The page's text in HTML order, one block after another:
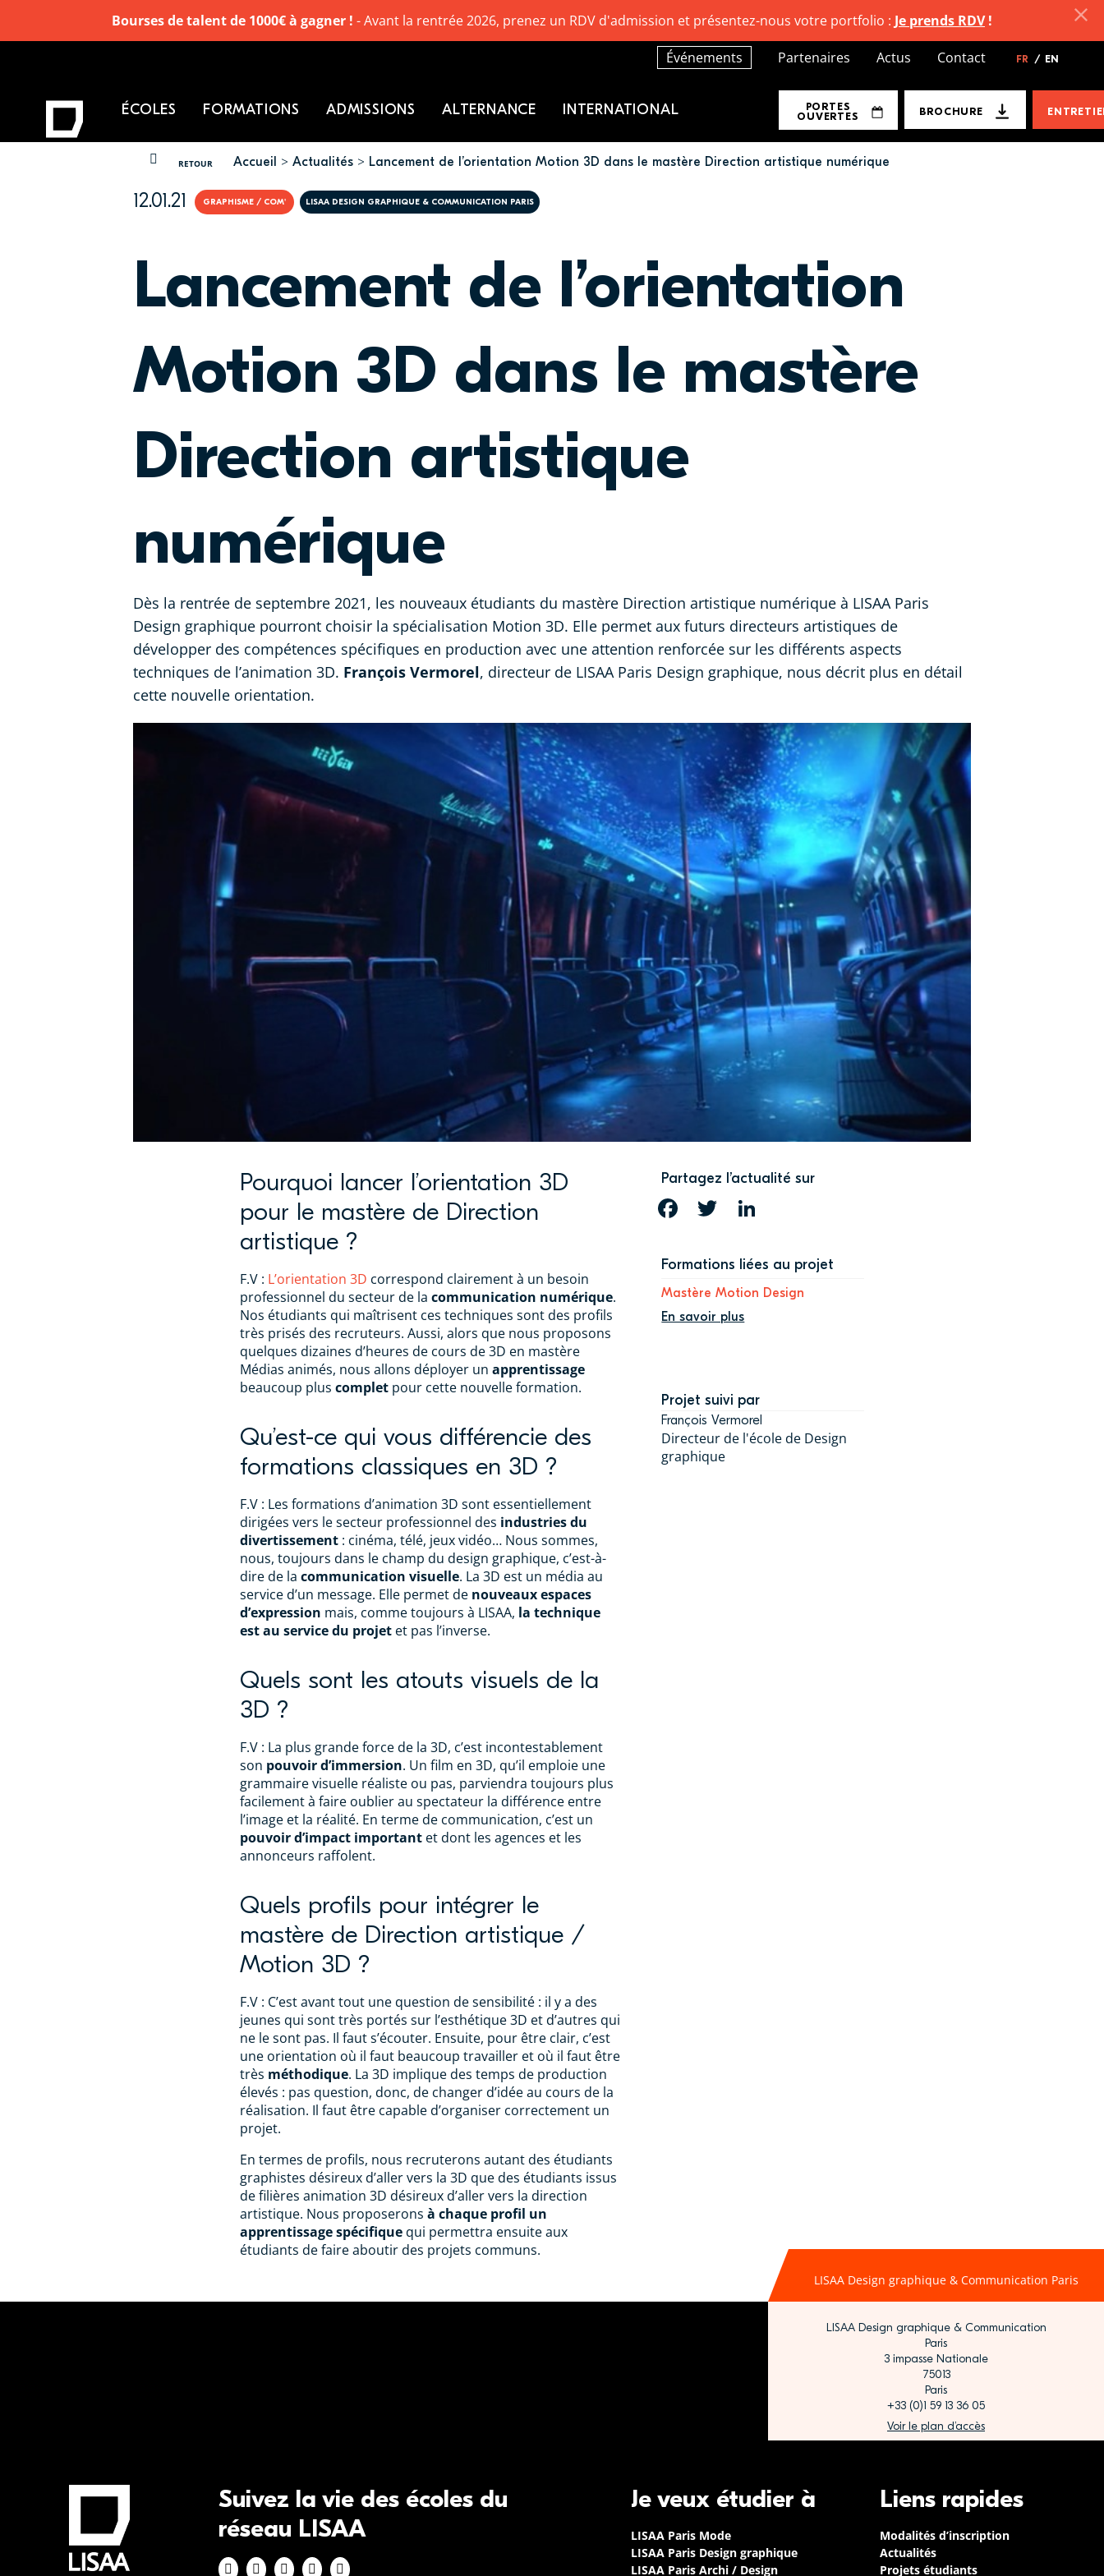
RETOUR
VOUS ÊTES ICI Accueil Actualités Lancement de l’orientation Motion 3D dans le mastère Direction artistique numérique
12.01.21 GRAPHISME / COM' LISAA DESIGN GRAPHIQUE & COMMUNICATION PARIS
Lancement de l’orientation
Motion 3D dans le mastère
Direction artistique
numérique
Dès la rentrée de septembre 2021, les nouveaux étudiants du mastère Direction artistique numérique à LISAA Paris
Design graphique pourront choisir la spécialisation Motion 3D. Elle permet aux futurs directeurs artistiques de
développer des compétences spécifiques en production avec une attention renforcée sur les différents aspects
techniques de l’animation 3D. François Vermorel, directeur de LISAA Paris Design graphique, nous décrit plus en détail
cette nouvelle orientation.
Pourquoi lancer l’orientation 3D
pour le mastère de Direction
artistique ?
F.V : L’orientation 3D correspond clairement à un besoin
professionnel du secteur de la communication numérique.
Nos étudiants qui maîtrisent ces techniques sont des profils
très prisés des recruteurs. Aussi, alors que nous proposons
quelques dizaines d’heures de cours de 3D en mastère
Médias animés, nous allons déployer un apprentissage
beaucoup plus complet pour cette nouvelle formation.
Qu’est-ce qui vous différencie des
formations classiques en 3D ?
F.V : Les formations d’animation 3D sont essentiellement
dirigées vers le secteur professionnel des industries du
divertissement : cinéma, télé, jeux vidéo… Nous sommes,
nous, toujours dans le champ du design graphique, c’est-à-
dire de la communication visuelle. La 3D est un média au
service d’un message. Elle permet de nouveaux espaces
d’expression mais, comme toujours à LISAA, la technique
est au service du projet et pas l’inverse.
Quels sont les atouts visuels de la
3D ?
F.V : La plus grande force de la 3D, c’est incontestablement
son pouvoird’immersion. Un film en 3D, qu’il emploie une
grammaire visuelle réaliste ou pas, parviendra toujours plus
facilement à faire oublier au spectateur la différence entre
l’image et la réalité. En terme de communication, c’est un
pouvoir d’impact important et dont les agences et les
annonceurs raffolent.
Quels profils pour intégrer le
mastère de Direction artistique /
Motion 3D ?
F.V : C’est avant tout une question de sensibilité : il y a des
jeunes qui sont très portés sur l’esthétique 3D et d’autres qui
ne le sont pas. Il faut s’écouter. Ensuite, pour être clair, c’est
une orientation où il faut beaucoup travailler et où il faut être
très méthodique. La 3D implique des temps de production
élevés : pas question, donc, de changer d’idée au cours de la
réalisation. Il faut être capable d’organiser correctement un
projet.
En termes de profils, nous recruterons autant des étudiants
graphistes désireux d’aller vers la 3D que des étudiants issus
de filières animation 3D désireux d’aller vers la direction
artistique. Nous proposerons à chaque profil un
apprentissage spécifique qui permettra ensuite aux
étudiants de faire aboutir des projets communs.
Projet suivi par
François Vermorel
Directeur de l'école de Design
graphique
Partagez l’actualité sur
FACEBOOKTWITTER
Formations liées au projet
Mastère Motion Design
En savoir plus
LISAA Design graphique & Communication Paris
LISAA Design graphique & Communication
Paris
3 impasse Nationale
75013
Paris
+33 (0)1 59 13 36 05
Voir le plan d’accès
Événements Partenaires Actus Contact FR / EN
PORTES
OUVERTES
BROCHURE
ÉCOLES FORMATIONS ADMISSIONS ALTERNANCE INTERNATIONAL
Suivez la vie des écoles du
réseau LISAA
Je veux étudier à
LISAA Paris Mode
LISAA Paris Design graphique
LISAA Paris Archi / Design
Liens rapides
Modalités d’inscription
Actualités
Projets étudiants
Bourses de talent de 1000€ à gagner ! - Avant la rentrée 2026, prenez un RDV d'admission et présentez-nous votre portfolio : Je prends RDV!